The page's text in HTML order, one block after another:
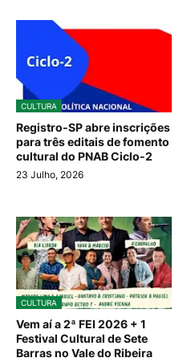
CULTURA
Registro-SP abre inscrições
para três editais de fomento
cultural do PNAB Ciclo-2
23 Julho, 2026
CULTURA
Vem aí a 2ª FEI 2026 + 1
Festival Cultural de Sete
Barras no Vale do Ribeira